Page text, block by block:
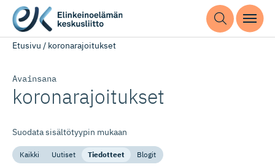
Etusivu / koronarajoitukset
Avainsana
koronarajoitukset
Suodata sisältötyypin mukaan
Kaikki Uutiset Tiedotteet Blogit